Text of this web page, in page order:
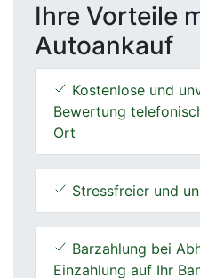
Ihre Vorteile
Autoankauf
Kostenlose und
Bewertung
Ort
Stressfreier und
Barzahlung bei
Einzahlung auf Ihr